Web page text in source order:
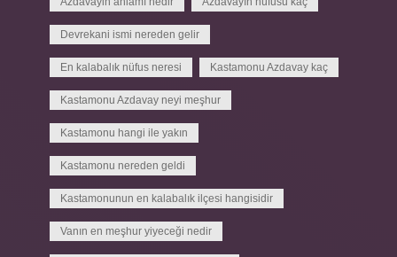
Devrekani ismi nereden gelir
En kalabalık nüfus neresi Kastamonu Azdavay kaç
Kastamonu Azdavay neyi meşhur
Kastamonu hangi ile yakın
Kastamonu nereden geldi
Kastamonunun en kalabalık ilçesi hangisidir
Vanın en meşhur yiyeceği nedir